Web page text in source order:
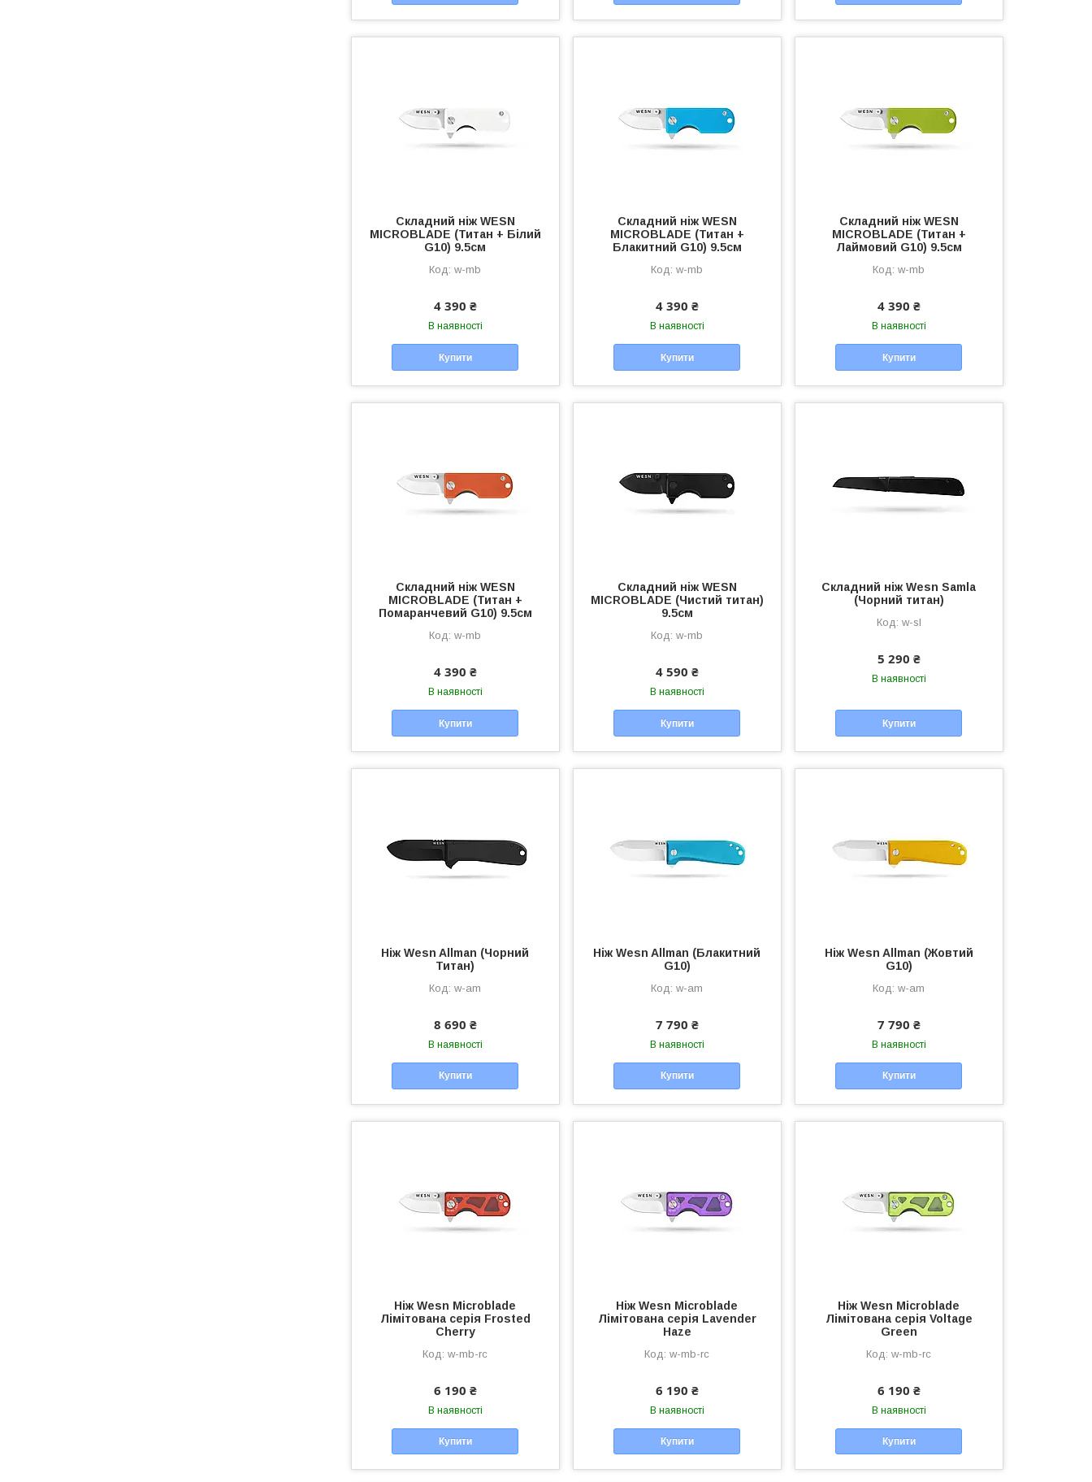
Складний ніж WESN
MICROBLADE (Титан + Білий
G10) 9.5см
w-mb
4 390 ₴
В наявності
Купити
Складний ніж WESN
MICROBLADE (Титан +
Блакитний G10) 9.5см
w-mb
4 390 ₴
В наявності
Купити
Складний ніж WESN
MICROBLADE (Титан +
Лаймовий G10) 9.5см
w-mb
4 390 ₴
В наявності
Купити
Складний ніж WESN
MICROBLADE (Титан +
Помаранчевий G10) 9.5см
w-mb
4 390 ₴
В наявності
Купити
Складний ніж WESN
MICROBLADE (Чистий титан)
9.5см
w-mb
4 590 ₴
В наявності
Купити
Складний ніж Wesn Samla
(Чорний титан)
w-sl
5 290 ₴
В наявності
Купити
Ніж Wesn Allman (Чорний
Титан)
w-am
8 690 ₴
В наявності
Купити
Ніж Wesn Allman (Блакитний
G10)
w-am
7 790 ₴
В наявності
Купити
Ніж Wesn Allman (Жовтий
G10)
w-am
7 790 ₴
В наявності
Купити
Ніж Wesn Microblade
Лімітована серія Frosted
Cherry
w-mb-rc
6 190 ₴
В наявності
Купити
Ніж Wesn Microblade
Лімітована серія Lavender
Haze
w-mb-rc
6 190 ₴
В наявності
Купити
Ніж Wesn Microblade
Лімітована серія Voltage
Green
w-mb-rc
6 190 ₴
В наявності
Купити